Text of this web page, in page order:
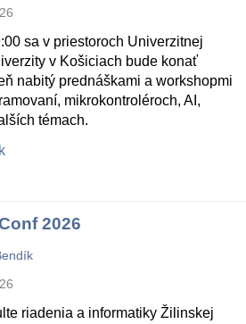
sa v priestoroch Univerzitnej
v Košiciach bude konať
nabitý prednáškami a workshopmi
mikrokontroléroch, AI,
témach.
2026
riadenia a informatiky Žilinskej